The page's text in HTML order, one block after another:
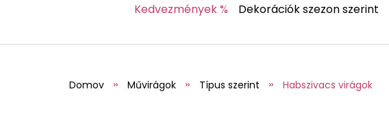
Kedvezmények % Dekorációk szezon szerint
Domov Művirágok Típus szerint Habszivacs virágok